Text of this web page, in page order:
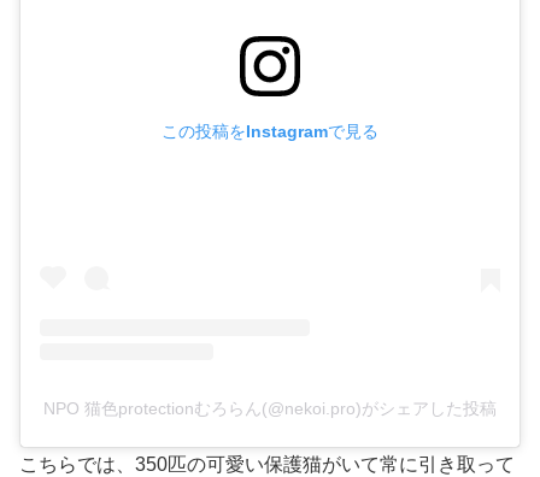
この投稿をInstagramで見る
NPO 猫色protectionむろらん(@nekoi.pro)がシェアした投稿
こちらでは、350匹の可愛い保護猫がいて常に引き取って